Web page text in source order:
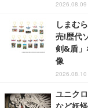
しまむ
売!歴代
剣&盾」
像
ユニク